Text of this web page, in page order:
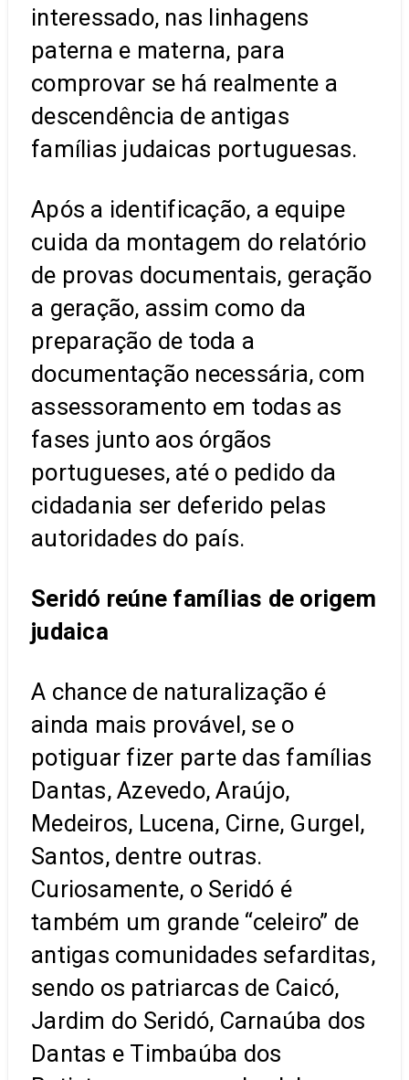
interessado, nas linhagens
paterna e materna, para
comprovar se há realmente a
descendência de antigas
famílias judaicas portuguesas.
Após a identificação, a equipe
cuida da montagem do relatório
de provas documentais, geração
a geração, assim como da
preparação de toda a
documentação necessária, com
assessoramento em todas as
fases junto aos órgãos
portugueses, até o pedido da
cidadania ser deferido pelas
autoridades do país.
Seridó reúne famílias de origem
judaica
A chance de naturalização é
ainda mais provável, se o
potiguar fizer parte das famílias
Dantas, Azevedo, Araújo,
Medeiros, Lucena, Cirne, Gurgel,
Santos, dentre outras.
Curiosamente, o Seridó é
também um grande “celeiro” de
antigas comunidades sefarditas,
sendo os patriarcas de Caicó,
Jardim do Seridó, Carnaúba dos
Dantas e Timbaúba dos